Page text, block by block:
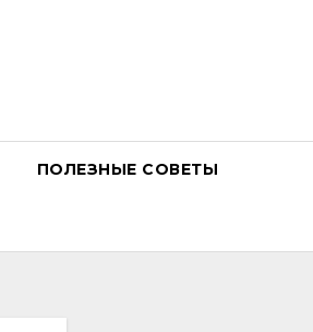
ПОЛЕЗНЫЕ СОВЕТЫ